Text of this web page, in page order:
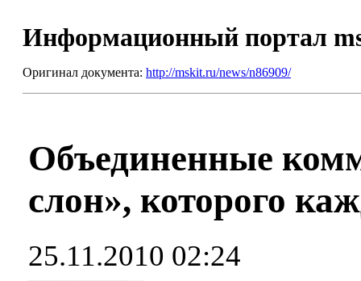
Информационный портал
Оригинал документа: http://mskit.ru/news/n86909/
Объединенные
слон», которого
25.11.2010 02:24